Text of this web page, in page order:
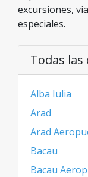
excursiones,
especiales.
Todas las
Alba Iulia
Arad
Arad
Bacau
Bacau